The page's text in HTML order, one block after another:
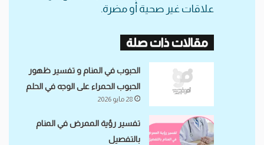
علاقات غير صحية أو مضرة.
مقالات ذات صلة
الحبوب في المنام و تفسير ظهور
الحبوب الحمراء على الوجه في الحلم
28 مايو 2026
تفسير رؤية الممرض في المنام
بالتفصيل